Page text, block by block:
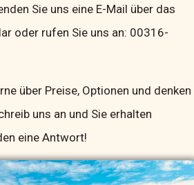
Sie uns eine E-Mail über das
oder rufen Sie uns an: 00316-
über Preise, Optionen und denken
uns an und Sie erhalten
eine Antwort!